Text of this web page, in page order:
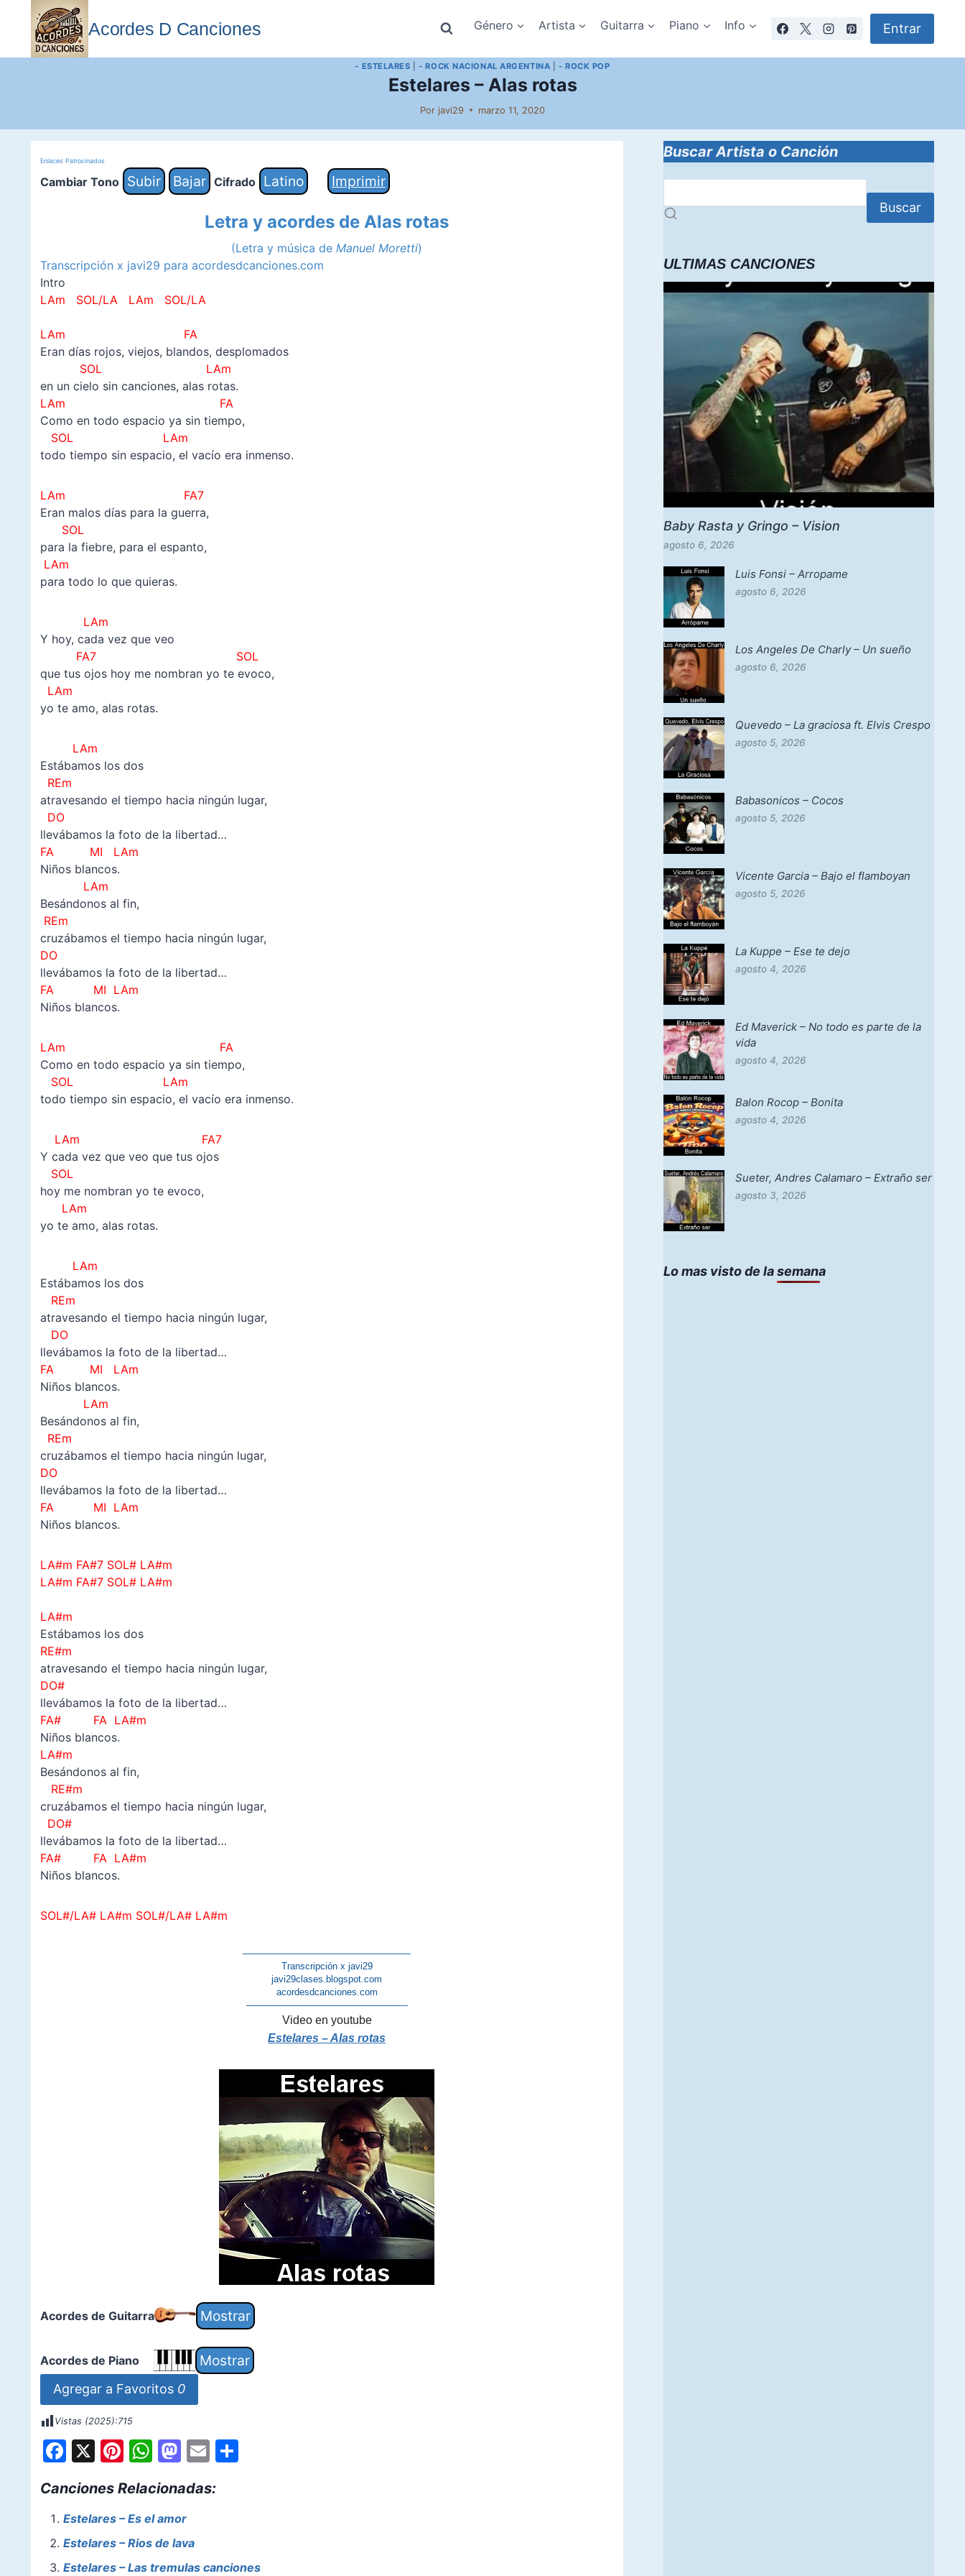
contenido
Acordes D Canciones Género Artista Guitarra Piano Info Entrar
- ESTELARES |- ROCK NACIONAL ARGENTINA - ROCK POP
Estelares – Alas rotas
Por javi29 marzo 11, 2020
Enlaces Patrocinados
Cambiar Tono Subir Bajar Cifrado Latino Imprimir
Letra y acordes de Alas rotas
(Letra y música deManuel Moretti)
Transcripción x javi29 para acordesdcanciones.com
Intro
LAm SOL/LA LAm SOL/LA
LAm FA
Eran días rojos, viejos, blandos, desplomados
SOL LAm
en un cielo sin canciones, alas rotas.
LAm FA
Como en todo espacio ya sin tiempo,
SOL LAm
todo tiempo sin espacio, el vacío era inmenso.
LAm FA7
Eran malos días para la guerra,
SOL
para la fiebre, para el espanto,
LAm
para todo lo que quieras.
LAm
Y hoy, cada vez que veo
FA7 SOL
que tus ojos hoy me nombran yo te evoco,
LAm
yo te amo, alas rotas.
LAm
Estábamos los dos
REm
atravesando el tiempo hacia ningún lugar,
DO
llevábamos la foto de la libertad…
FA MI LAm
Niños blancos.
LAm
Besándonos al fin,
REm
cruzábamos el tiempo hacia ningún lugar,
DO
llevábamos la foto de la libertad…
FA MI LAm
Niños blancos.
LAm FA
Como en todo espacio ya sin tiempo,
SOL LAm
todo tiempo sin espacio, el vacío era inmenso.
LAm FA7
Y cada vez que veo que tus ojos
SOL
hoy me nombran yo te evoco,
LAm
yo te amo, alas rotas.
LAm
Estábamos los dos
REm
atravesando el tiempo hacia ningún lugar,
DO
llevábamos la foto de la libertad…
FA MI LAm
Niños blancos.
LAm
Besándonos al fin,
REm
cruzábamos el tiempo hacia ningún lugar,
DO
llevábamos la foto de la libertad…
FA MI LAm
Niños blancos.
LA#m FA#7 SOL# LA#m
LA#m FA#7 SOL# LA#m
LA#m
Estábamos los dos
RE#m
atravesando el tiempo hacia ningún lugar,
DO#
llevábamos la foto de la libertad…
FA# FA LA#m
Niños blancos.
LA#m
Besándonos al fin,
RE#m
cruzábamos el tiempo hacia ningún lugar,
DO#
llevábamos la foto de la libertad…
FA# FA LA#m
Niños blancos.
SOL#/LA# LA#m SOL#/LA# LA#m
——————————————————
Transcripción x javi29
javi29clases.blogspot.com
acordesdcanciones.com
—————————————————-
Video en youtube
Estelares – Alas rotas
Acordes de Guitarra
Acordes de Piano
Agregar a Favoritos 0
Vistas (2025):715
F
c
e
b
o
X Pi
er
e
st
W
at
s
A
p
M
st
o
d
o
E
ai
S
Canciones Relacionadas:
Estelares – Es el amor
Estelares – Rios de lava
Estelares – Las tremulas canciones
Buscar Artista o Canción
Buscar
ULTIMAS CANCIONES
Baby Rasta y Gringo – Vision
agosto 6, 2026
Luis Fonsi – Arropame
agosto 6, 2026
Los Angeles De Charly – Un sueño
agosto 6, 2026
Quevedo – La graciosa ft. Elvis Crespo
agosto 5, 2026
Babasonicos – Cocos
agosto 5, 2026
Vicente Garcia – Bajo el flamboyan
agosto 5, 2026
La Kuppe – Ese te dejo
agosto 4, 2026
Ed Maverick – No todo es parte de la
vida
agosto 4, 2026
Balon Rocop – Bonita
agosto 4, 2026
Sueter, Andres Calamaro – Extraño ser
agosto 3, 2026
Lo mas visto de la semana